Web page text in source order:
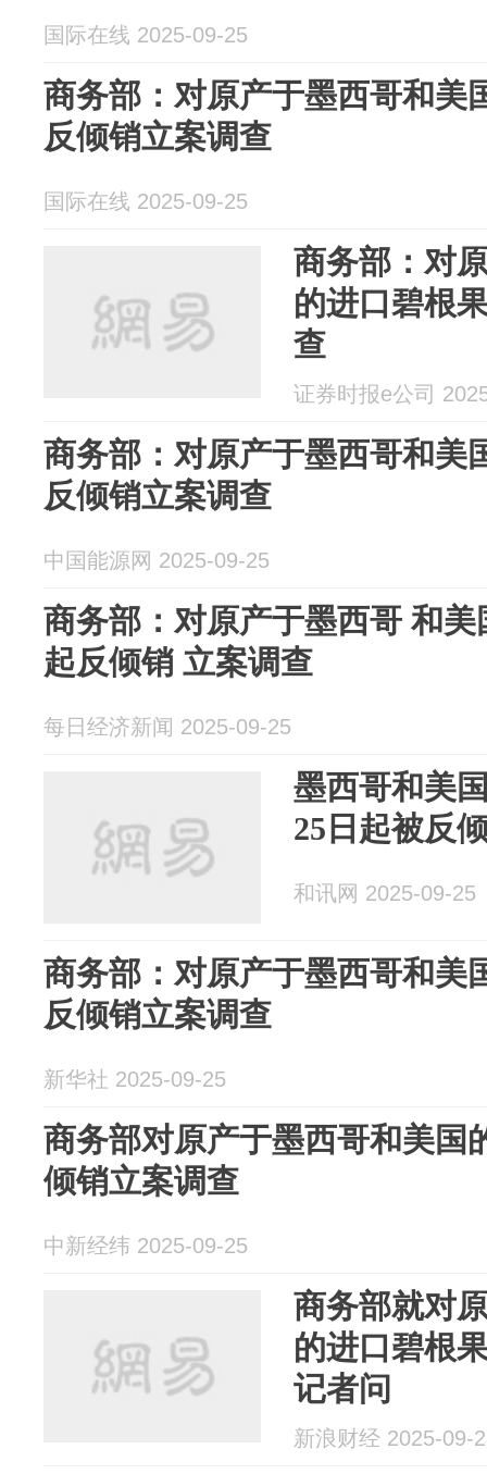
国际在线 2025-09-25
商务部：对原产于墨西哥和美
反倾销立案调查
国际在线 2025-09-25
商务部：对
的进口碧根
查
证券时报e公司
商务部：对原产于墨西哥和美
反倾销立案调查
中国能源网 2025-09-25
商务部：对原产于墨西哥 和
起反倾销 立案调查
每日经济新闻 2025-09-25
墨西哥和美
25日起被反
和讯网 2025-09-25
商务部：对原产于墨西哥和美
反倾销立案调查
新华社 2025-09-25
商务部对原产于墨西哥和美国
倾销立案调查
中新经纬 2025-09-25
商务部就对
的进口碧根
记者问
新浪财经 2025-09-